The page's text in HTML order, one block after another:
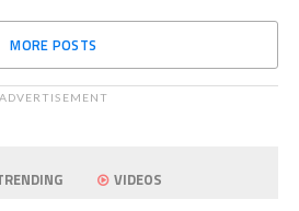
MORE POSTS
ADVERTISEMENT
VIDEOS